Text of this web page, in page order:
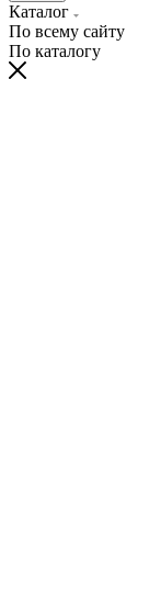
Каталог
По всему сайту
По каталогу